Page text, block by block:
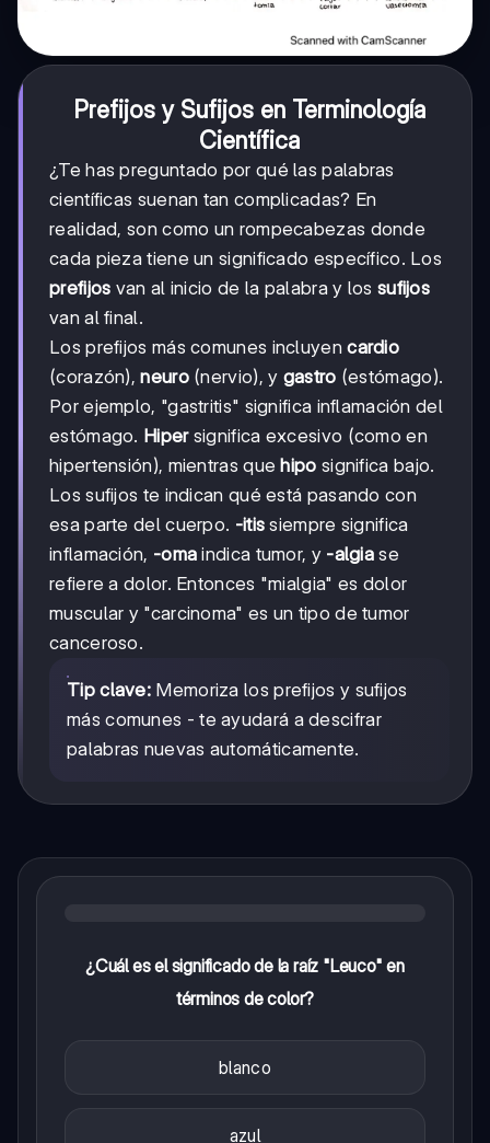
Prefijos y Sufijos en Terminología
Científica
¿Te has preguntado por qué las palabras
científicas suenan tan complicadas? En
realidad, son como un rompecabezas donde
cada pieza tiene un significado específico. Los
prefijos van al inicio de la palabra y los sufijos
van al final.
Los prefijos más comunes incluyencardio
(corazón),neuro(nervio), y gastro (estómago).
Por ejemplo, "gastritis" significa inflamación del
estómago. Hipersignifica excesivo (como en
hipertensión), mientras quehipo significa bajo.
Los sufijos te indican qué está pasando con
esa parte del cuerpo. -itis siempre significa
inflamación, -oma indica tumor, y -algia se
refiere a dolor. Entonces "mialgia" es dolor
muscular y "carcinoma" es un tipo de tumor
canceroso.
Tip clave: Memoriza los prefijos y sufijos
más comunes - te ayudará a descifrar
palabras nuevas automáticamente.
¿Cuál es el significado de la raíz "Leuco" en
términos de color?
blanco
azul